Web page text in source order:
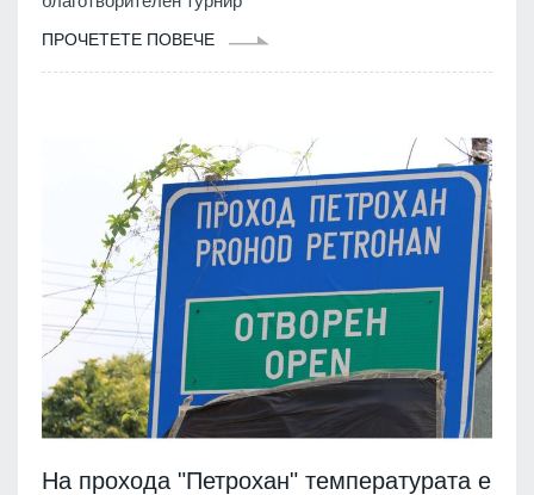
ПРОЧЕТЕТЕ ПОВЕЧЕ
На прохода "Петрохан" температурата е